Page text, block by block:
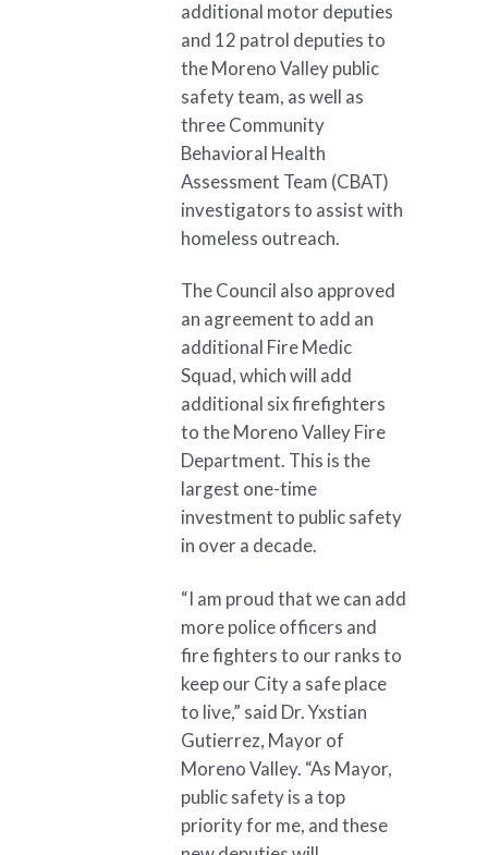
additional motor deputies
and 12 patrol deputies to
the Moreno Valley public
safety team, as well as
three Community
Behavioral Health
Assessment Team (CBAT)
investigators to assist with
homeless outreach.
The Council also approved
an agreement to add an
additional Fire Medic
Squad, which will add
additional six firefighters
to the Moreno Valley Fire
Department. This is the
largest one-time
investment to public safety
in over a decade.
“I am proud that we can add
more police officers and
fire fighters to our ranks to
keep our City a safe place
to live,” said Dr. Yxstian
Gutierrez, Mayor of
Moreno Valley. “As Mayor,
public safety is a top
priority for me, and these